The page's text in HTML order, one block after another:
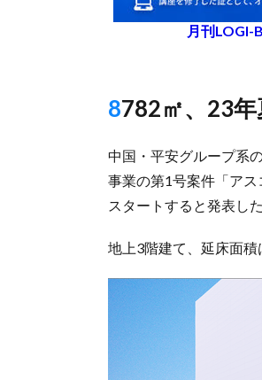
月刊LOGI-
8782㎡、23
中国・平安グループ系
事業の第1号案件「ア
スタートすると発表した
地上3階建て、延床面積